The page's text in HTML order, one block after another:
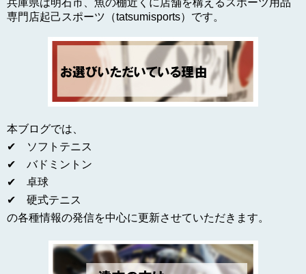
兵庫県は明石市、魚の棚近くに店舗を構えるスポーツ用品
専門店起己スポーツ（tatsumisports）です。
本ブログでは、
✔ ソフトテニス
✔ バドミントン
✔ 卓球
✔ 硬式テニス
の各種情報の発信を中心に更新させていただきます。